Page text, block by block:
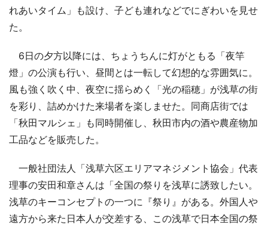
れあいタイム」も設け、子ども連れなどでにぎわいを見せ
た。
6日の夕方以降には、ちょうちんに灯がともる「夜竿
燈」の公演も行い、昼間とは一転して幻想的な雰囲気に。
風も強く吹く中、夜空に揺らめく「光の稲穂」が浅草の街
を彩り、詰めかけた来場者を楽しませた。同商店街では
「秋田マルシェ」も同時開催し、秋田市内の酒や農産物加
工品などを販売した。
一般社団法人「浅草六区エリアマネジメント協会」代表
理事の安田和章さんは「全国の祭りを浅草に誘致したい。
浅草のキーコンセプトの一つに『祭り』がある。外国人や
遠方から来た日本人が交差する、この浅草で日本全国の祭